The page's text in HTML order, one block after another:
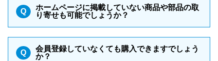
Q
ホームページに掲載していない商品や部品の取
り寄せも可能でしょうか？
Q
会員登録していなくても購入できますでしょう
か？